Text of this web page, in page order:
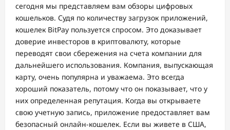
сегодня мы представляем вам обзоры цифровых
кошельков. Судя по количеству загрузок приложений,
кошелек BitPay пользуется спросом. Это доказывает
доверие инвесторов в криптовалюту, которые
переводят свои сбережения на счета компании для
дальнейшего использования. Компания, выпускающая
карту, очень популярна и уважаема. Это всегда
хороший показатель, потому что он показывает, что у
них определенная репутация. Когда вы открываете
свою учетную запись, приложение предоставляет вам
безопасный онлайн-кошелек. Если вы живете в США,